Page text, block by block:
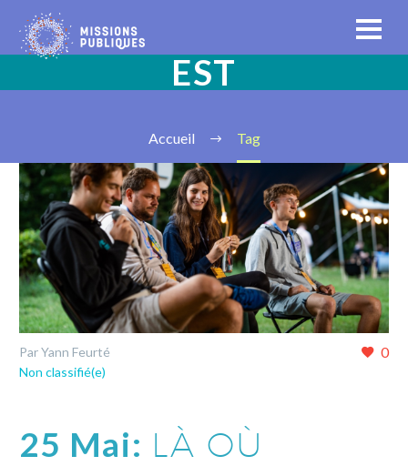
EST
Accueil Tag
0
Par Yann Feurté
Non classifié(e)
25 Mai: LÀ OÙ